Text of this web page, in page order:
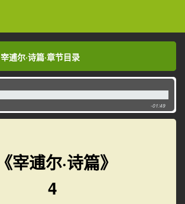
宰逋尔·诗篇·章节目录
宰逋尔·诗篇·章节目录
-01:49
《宰逋尔·诗篇》
4